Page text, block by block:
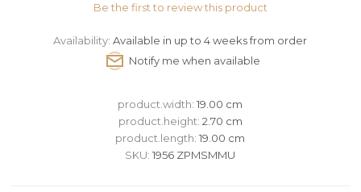
Be the first to review this product
Availability: Available in up to 4 weeks from order
product.width:19.00 cm
product.height: 2.70 cm
product.length:19.00 cm
SKU: 1956 ZPMSMMU